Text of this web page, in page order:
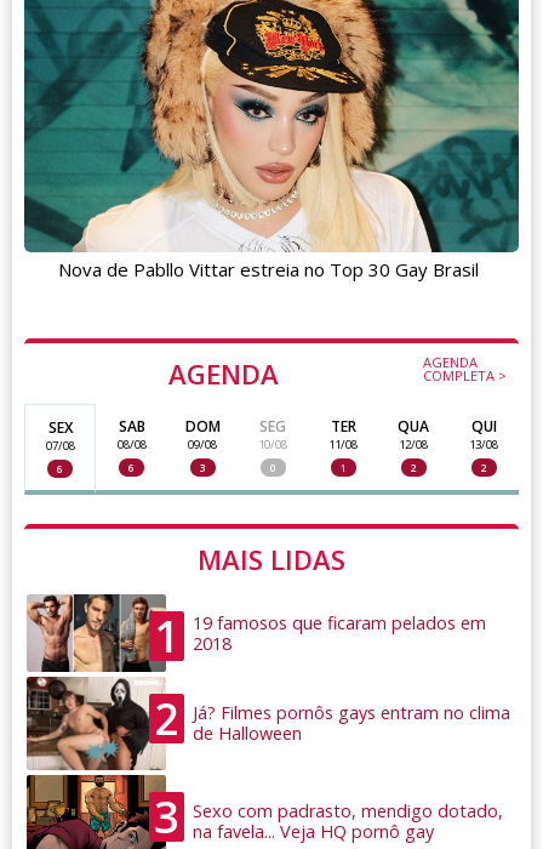
AGENDA AGENDA
COMPLETA >
SEX
07/08
6
SAB
08/08
6
DOM
09/08
3
SEG
10/08
0
TER
11/08
1
QUA
12/08
2
QUI
13/08
2
MAIS LIDAS
1
19 famosos que ficaram pelados em
2018
2
Já? Filmes pornôs gays entram no clima
de Halloween
3
Sexo com padrasto, mendigo dotado,
na favela... Veja HQ pornô gay
Nova de Pabllo Vittar estreia no Top 30 Gay Brasil